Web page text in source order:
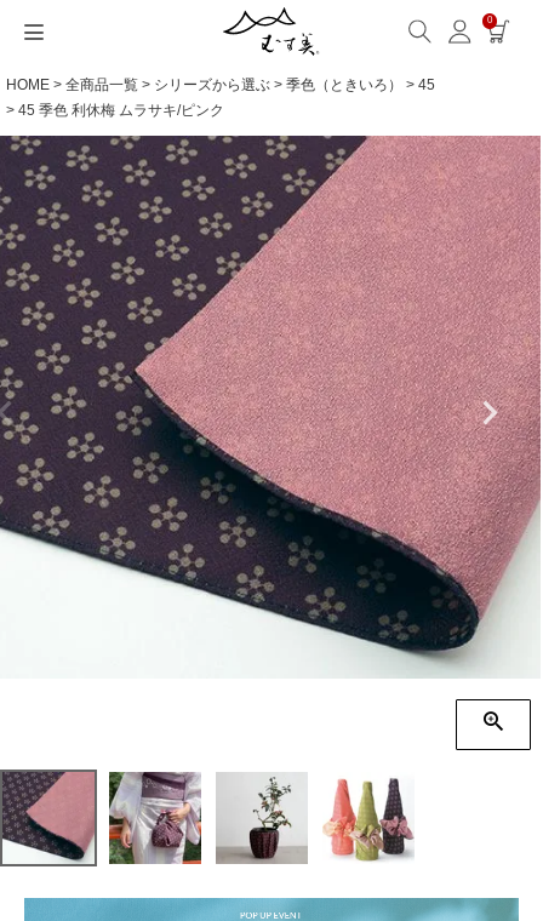
0
HOME 全商品一覧 シリーズから選ぶ 季色（ときいろ）
45
45 季色 利休梅 ムラサキ/ピンク
サイズから選ぶ
サイズ一覧
Sサイズ(約45～50cm)
Mサイズ(約68～70cm)
Lサイズ(約90～120cm)
XLサイズ(約130cm～)
ギフトシーンから選ぶ
ギフトシーン一覧
内祝い
婚礼・引出物
卒入学・就職祝い
弔事・法事
記念品
海外へのお土産
季節の贈り物
ギフトラッピング
シーンから選ぶ
シーン一覧
毎日使うもの
お買い物
旅行
インテリア
ギフトラッピング
とっておきの日
素材から選ぶ
撥水加工
綿(コットン)
ポリエステル
リネン
ウール
レーヨン
正絹(絹100％)
シリーズ名から選ぶ
全てのシリーズ
アクアドロップ(撥水)
ミナ ペルホネン
ひめむすび(Adeline Klam)
kata kata
鈴木マサル
こはれ
リバーシブル
ふくさ（念珠）・はんかち・書籍
ふくさ・念珠入れ
はんかち・手ぬぐい
ふろしき書籍
名入れ・ラッピング
名入れ・記念品
無料ラッピング
紙箱・木箱
発送・お問い合わせ
送料・お支払い方法
海外発送の方（English）
よくあるご質問
お問い合わせ
包み方・お手入れ
洗濯・お手入れ
包み方・使い方
ワークショップ案内
ブログ・特集
読みもの(ブログ)
特集
キャンペーン情報
読みもの(ブログ)
読みもの一覧
一升餅におすすめ
ストール巻き方
洋服カバー
ふろしきパッチン活用
特集
特集一覧
ECOバッグ 100cm
ECOバッグ 70cm
OUTDOOR
むす美とは
About us
お取引をご希望の方